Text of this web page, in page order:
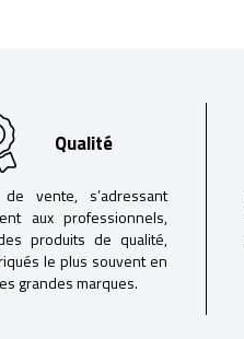
Qualité
vente, s’adressant
aux professionnels,
produits de qualité,
le plus souvent en
grandes marques.